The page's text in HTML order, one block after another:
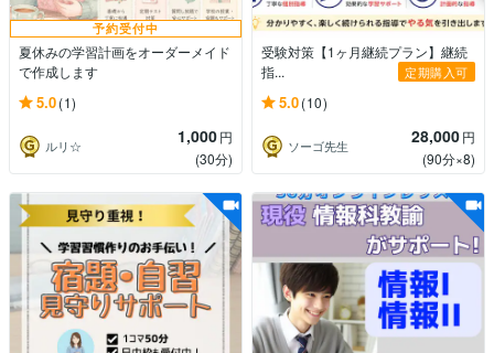
予約受付中
夏休みの学習計画をオーダーメイド
で作成します
5.0(1)
ルリ☆ 1,000円
(30分)
受験対策【1ヶ月継続プラン】継続
指...
定期購入可
5.0(10)
ソーゴ先生 28,000円
(90分×8)